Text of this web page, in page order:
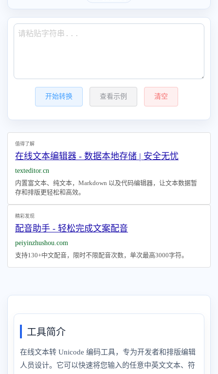
开始转换 查看示例 清空
值得了解
在线文本编辑器 - 数据本地存储 | 安全无忧
texteditor.cn
内置富文本、纯文本，Markdown 以及代码编辑器，让文本数据暂
存和排版更轻松和高效。
精彩发现
配音助手 - 轻松完成文案配音
peiyinzhushou.com
支持130+中文配音，限时不限配音次数，单次最高3000字符。
工具简介
在线文本转 Unicode 编码工具，专为开发者和排版编辑
人员设计。它可以快速将您输入的任意中英文文本、符